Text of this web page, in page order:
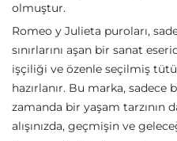
olmuştur.
Romeo y Julieta puroları,
sınırlarını aşan bir sanat
işçiliği ve özenle seçilmiş
hazırlanır. Bu marka, sadece
zamanda bir yaşam tarzının
alışınızda, geçmişin ve